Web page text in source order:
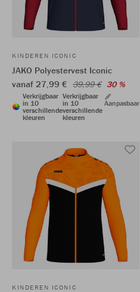
KINDEREN ICONIC
JAKO Polyestervest Iconic
vanaf 27,99 € 39,99 € 30 %
Verkrijgbaar
in 10
verschillende
kleuren
Verkrijgbaar
in 10
verschillende
kleuren
Aanpasbaar
KINDEREN ICONIC